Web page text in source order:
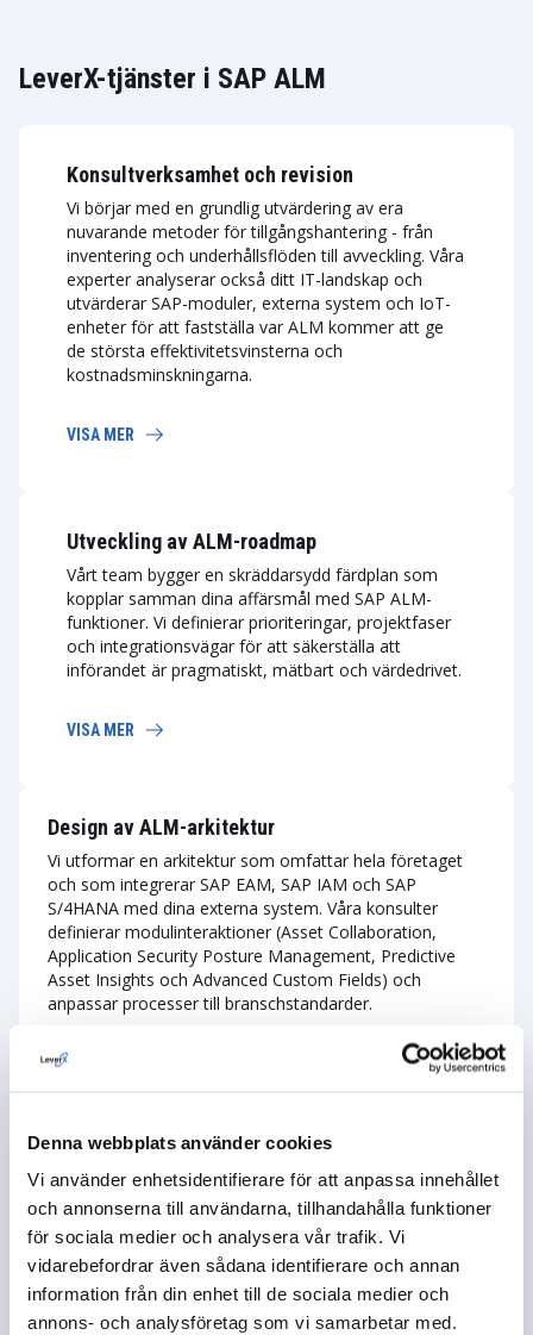
Denna webbplats använder cookies
Vi använder enhetsidentifierare för att anpassa innehållet
och annonserna till användarna, tillhandahålla funktioner
för sociala medier och analysera vår trafik. Vi
vidarebefordrar även sådana identifierare och annan
information från din enhet till de sociala medier och
annons- och analysföretag som vi samarbetar med.
LeverX-tjänster i SAP ALM
Konsultverksamhet och revision
Vi börjar med en grundlig utvärdering av era
nuvarande metoder för tillgångshantering - från
inventering och underhållsflöden till avveckling. Våra
experter analyserar också ditt IT-landskap och
utvärderar SAP-moduler, externa system och IoT-
enheter för att fastställa var ALM kommer att ge
de största effektivitetsvinsterna och
kostnadsminskningarna.
VISA MER
Utveckling av ALM-roadmap
Vårt team bygger en skräddarsydd färdplan som
kopplar samman dina affärsmål med SAP ALM-
funktioner. Vi definierar prioriteringar, projektfaser
och integrationsvägar för att säkerställa att
införandet är pragmatiskt, mätbart och värdedrivet.
VISA MER
Design av ALM-arkitektur
Vi utformar en arkitektur som omfattar hela företaget
och som integrerar SAP EAM, SAP IAM och SAP
S/4HANA med dina externa system. Våra konsulter
definierar modulinteraktioner (Asset Collaboration,
Application Security Posture Management, Predictive
Asset Insights och Advanced Custom Fields) och
anpassar processer till branschstandarder.
Våra specialister konfigurerar SAP EAM och IAM för
att stödja hela tillgångslivscykeln. Vi möjliggör IoT-
integration, implementerar förebyggande underhåll
och driftsätter digitala tvillingar för dina
verksamhetskritiska tillgångar.
VISA MER